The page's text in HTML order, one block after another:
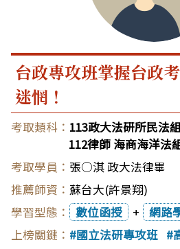
台政專攻班掌握台政
迷惘！
113政大法研所民法
112律師 海商海洋法
張○淇 政大法律畢
蘇台大(許景翔)
數位函授
+
網路
國立法研專攻班